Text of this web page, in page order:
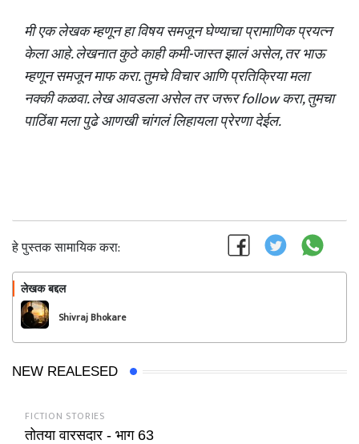
मी एक लेखक म्हणून हा विषय समजून घेण्याचा प्रामाणिक प्रयत्न
केला आहे. लेखनात कुठे काही कमी-जास्त झालं असेल, तर भाऊ
म्हणून समजून माफ करा. तुमचे विचार आणि प्रतिक्रिया मला
नक्की कळवा. लेख आवडला असेल तर जरूर follow करा, तुमचा
पाठिंबा मला पुढे आणखी चांगलं लिहायला प्रेरणा देईल.
हे पुस्तक सामायिक करा:
लेखक बद्दल
Shivraj Bhokare
NEW REALESED
FICTION STORIES
तोतया वारसदार - भाग 63